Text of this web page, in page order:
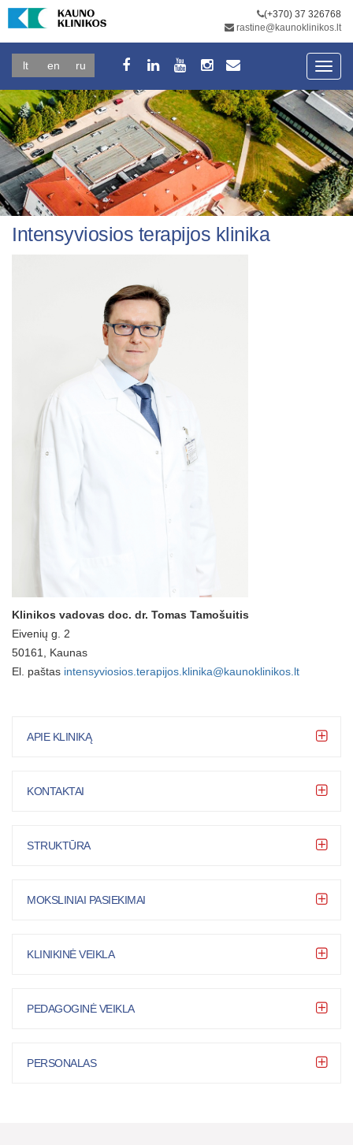
(+370) 37 326768
rastine@kaunoklinikos.lt
lt en ru
Intensyviosios terapijos klinika
Klinikos vadovas doc. dr. Tomas Tamošuitis
Eivenių g. 2
50161, Kaunas
El. paštas intensyviosios.terapijos.klinika@kaunoklinikos.lt
APIE KLINIKĄ
KONTAKTAI
STRUKTŪRA
MOKSLINIAI PASIEKIMAI
KLINIKINĖ VEIKLA
PEDAGOGINĖ VEIKLA
PERSONALAS